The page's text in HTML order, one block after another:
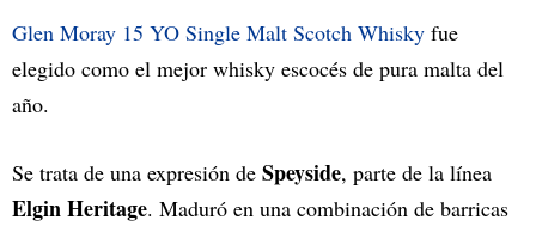
Glen Moray 15 YO Single Malt Scotch Whisky fue
elegido como el mejor whisky escocés de pura malta del
año.
Se trata de una expresión de Speyside, parte de la línea
Elgin Heritage. Maduró en una combinación de barricas